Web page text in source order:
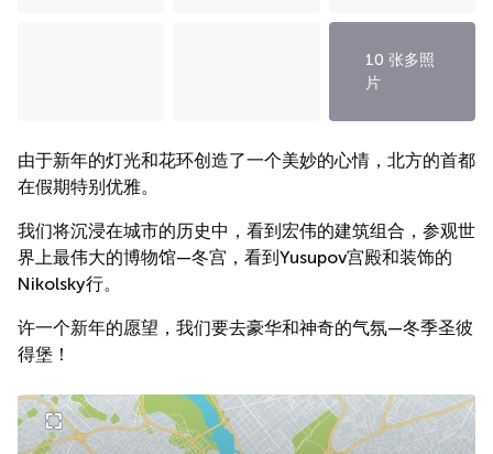
10 张多照
片
由于新年的灯光和花环创造了一个美妙的心情，北方的首都
在假期特别优雅。
我们将沉浸在城市的历史中，看到宏伟的建筑组合，参观世
界上最伟大的博物馆—冬宫，看到Yusupov宫殿和装饰的
Nikolsky行。
许一个新年的愿望，我们要去豪华和神奇的气氛—冬季圣彼
得堡！